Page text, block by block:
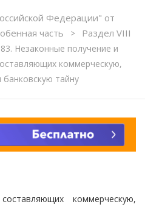
Федерации" от
часть > Раздел VIII
Незаконные получение и
коммерческую,
банковскую тайну
коммерческую,